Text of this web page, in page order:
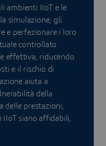
ambienti IIoT e le
simulazione, gli
e perfezionare i loro
controllato
effettiva, riducendo
e il rischio di
aiuta a
della
delle prestazioni,
IIoT siano affidabili,